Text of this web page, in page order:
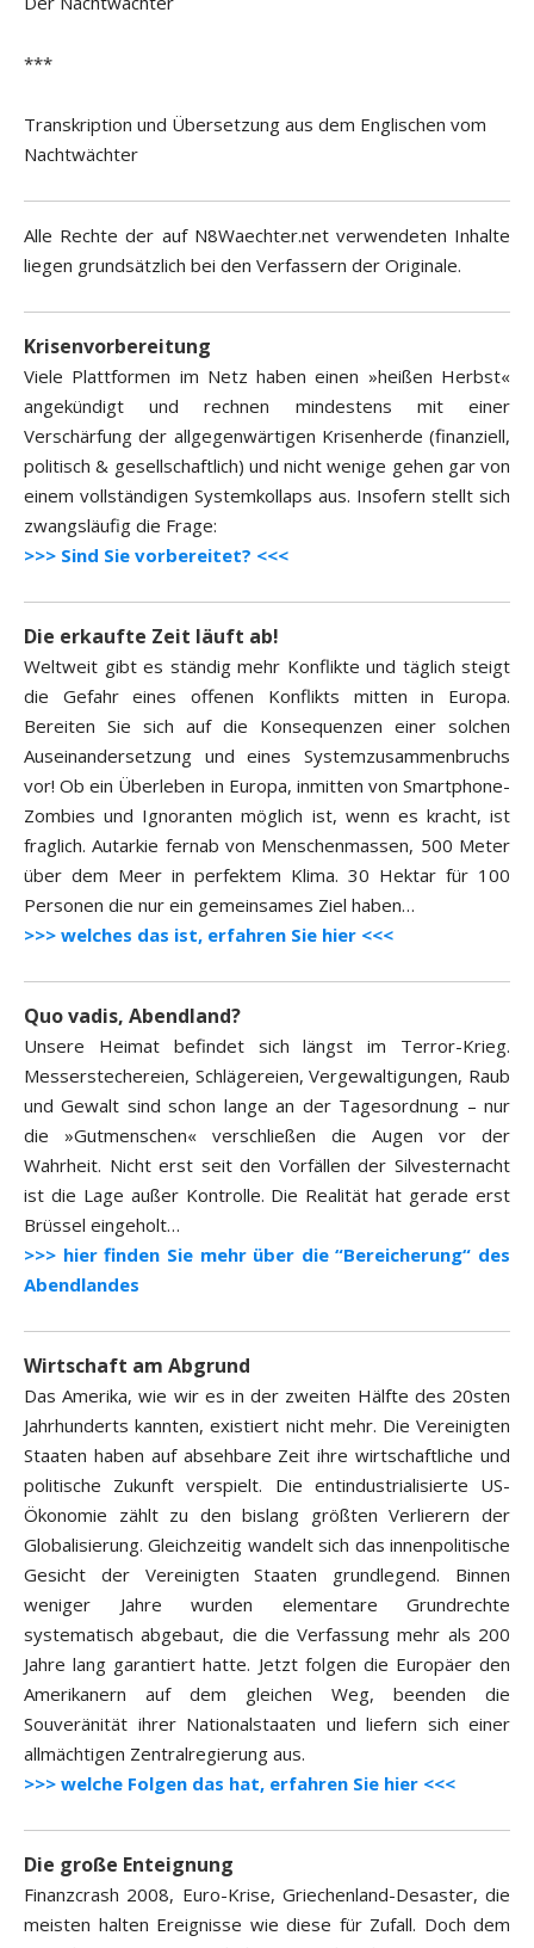
***
Transkription und Übersetzung aus dem Englischen vom
Nachtwächter
Alle Rechte der auf N8Waechter.net verwendeten Inhalte
liegen grundsätzlich bei den Verfassern der Originale.
Krisenvorbereitung
Viele Plattformen im Netz haben einen »heißen Herbst«
angekündigt und rechnen mindestens mit einer
Verschärfung der allgegenwärtigen Krisenherde (finanziell,
politisch & gesellschaftlich) und nicht wenige gehen gar von
einem vollständigen Systemkollaps aus. Insofern stellt sich
zwangsläufig die Frage:
>>> Sind Sie vorbereitet? <<<
Die erkaufte Zeit läuft ab!
Weltweit gibt es ständig mehr Konflikte und täglich steigt
die Gefahr eines offenen Konflikts mitten in Europa.
Bereiten Sie sich auf die Konsequenzen einer solchen
Auseinandersetzung und eines Systemzusammenbruchs
vor! Ob ein Überleben in Europa, inmitten von Smartphone-
Zombies und Ignoranten möglich ist, wenn es kracht, ist
fraglich. Autarkie fernab von Menschenmassen, 500 Meter
über dem Meer in perfektem Klima. 30 Hektar für 100
Personen die nur ein gemeinsames Ziel haben…
>>> welches das ist, erfahren Sie hier <<<
Quo vadis, Abendland?
Unsere Heimat befindet sich längst im Terror-Krieg.
Messerstechereien, Schlägereien, Vergewaltigungen, Raub
und Gewalt sind schon lange an der Tagesordnung – nur
die »Gutmenschen« verschließen die Augen vor der
Wahrheit. Nicht erst seit den Vorfällen der Silvesternacht
ist die Lage außer Kontrolle. Die Realität hat gerade erst
Brüssel eingeholt…
>>> hier finden Sie mehr über die “Bereicherung“ des
Abendlandes
Wirtschaft am Abgrund
Das Amerika, wie wir es in der zweiten Hälfte des 20sten
Jahrhunderts kannten, existiert nicht mehr. Die Vereinigten
Staaten haben auf absehbare Zeit ihre wirtschaftliche und
politische Zukunft verspielt. Die entindustrialisierte US-
Ökonomie zählt zu den bislang größten Verlierern der
Globalisierung. Gleichzeitig wandelt sich das innenpolitische
Gesicht der Vereinigten Staaten grundlegend. Binnen
weniger Jahre wurden elementare Grundrechte
systematisch abgebaut, die die Verfassung mehr als 200
Jahre lang garantiert hatte. Jetzt folgen die Europäer den
Amerikanern auf dem gleichen Weg, beenden die
Souveränität ihrer Nationalstaaten und liefern sich einer
allmächtigen Zentralregierung aus.
>>> welche Folgen das hat, erfahren Sie hier <<<
Die große Enteignung
Finanzcrash 2008, Euro-Krise, Griechenland-Desaster, die
meisten halten Ereignisse wie diese für Zufall. Doch dem